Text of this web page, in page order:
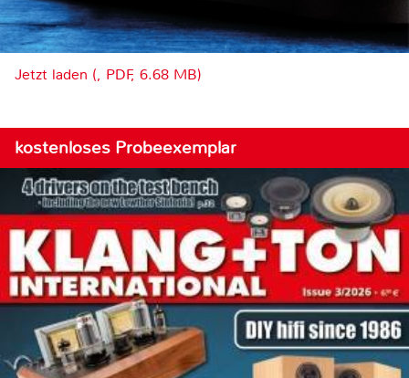
Jetzt laden (, PDF, 6.68 MB)
kostenloses Probeexemplar